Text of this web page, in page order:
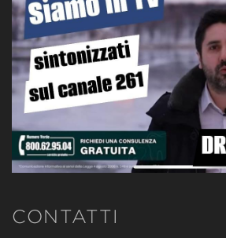
CONTATTI